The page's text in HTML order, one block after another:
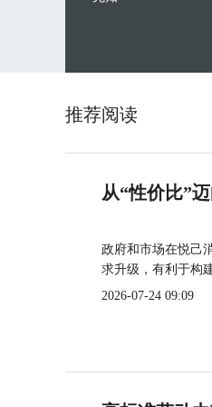
推荐阅读
从“性价比”
政府和市场在悦己
求升级，有利于构
2026-07-24 09:09